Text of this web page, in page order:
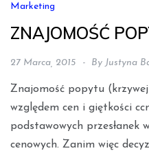
Marketing
ZNAJOMOŚĆ
27 Marca, 2015 By Justyna
Znajomość popytu
względem cen i giętkości
podstawowych przesłanek
cenowych. Zanim więc